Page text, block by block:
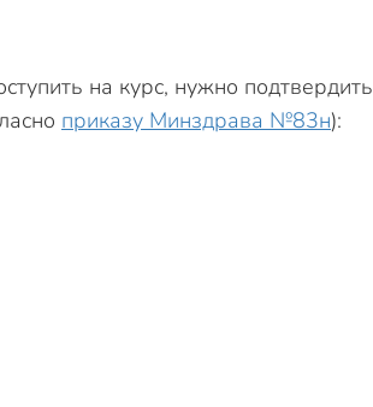
на курс, нужно подтвердить
приказу Минздрава №83н):